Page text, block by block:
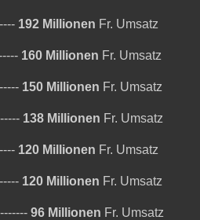
192 Millionen Fr. Umsatz
160 Millionen Fr. Umsatz
150 Millionen Fr. Umsatz
138 Millionen Fr. Umsatz
120 Millionen Fr. Umsatz
120 Millionen Fr. Umsatz
96 Millionen Fr. Umsatz